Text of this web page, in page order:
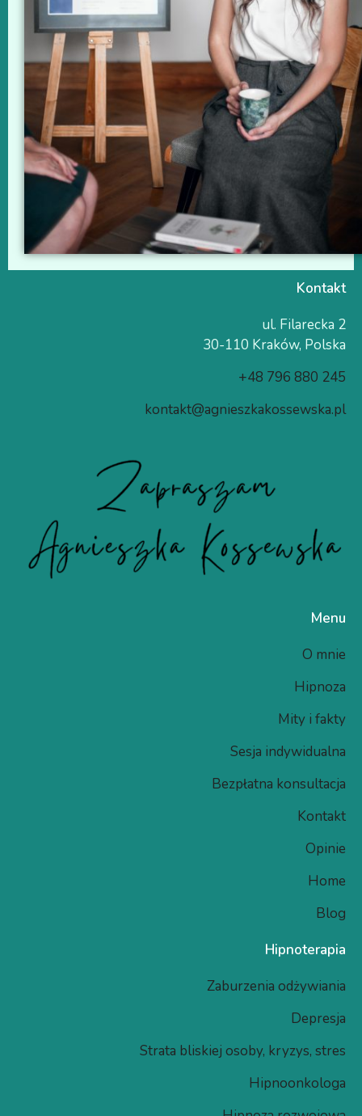
Kontakt
ul. Filarecka 2
30-110 Kraków, Polska
+48 796 880 245
kontakt@agnieszkakossewska.pl
Menu
O mnie
Hipnoza
Mity i fakty
Sesja indywidualna
Bezpłatna konsultacja
Kontakt
Opinie
Home
Blog
Hipnoterapia
Zaburzenia odżywiania
Depresja
Strata bliskiej osoby, kryzys, stres
Hipnoonkologa